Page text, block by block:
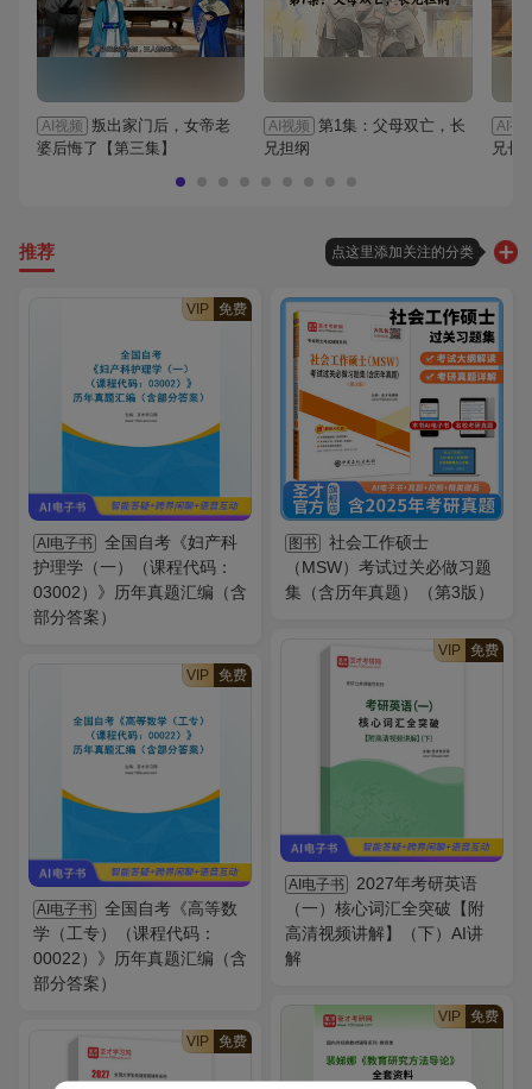
AI视频 叛出家门后，女帝老
婆后悔了【第三集】
AI视频
第1集：父母双亡，长
兄担纲
AI视
兄长
推荐 点这里添加关注的分类
VIP 免费
AI电子书
全国自考《妇产科
护理学（一）（课程代码：
03002）》历年真题汇编（含
部分答案）
图书
社会工作硕士
（MSW）考试过关必做习题
集（含历年真题）（第3版）
VIP 免费
AI电子书
2027年考研英语
（一）核心词汇全突破【附
高清视频讲解】（下）AI讲
解
VIP 免费
AI电子书
全国自考《高等数
学（工专）（课程代码：
00022）》历年真题汇编（含
部分答案）
VIP 免费
VIP 免费